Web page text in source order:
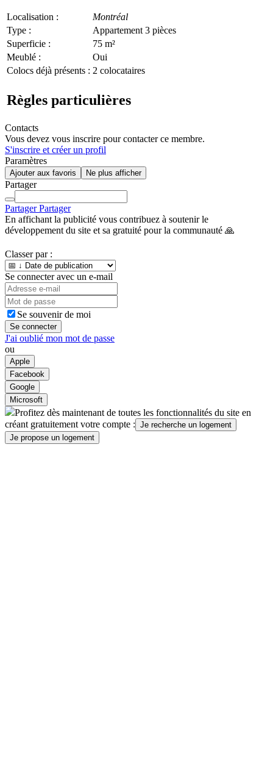
Localisation :
Montréal
Type :
Appartement 3 pièces
Superficie :
75 m²
Meublé :
Oui
Colocs déjà présents : 2 colocataires
Règles particulières
Contacts
Vous devez vous inscrire pour contacter ce membre.
S'inscrire et créer un profil
Paramètres
Ajouter aux favoris Ne plus afficher
Partager
PartagerPartager
En affichant la publicité vous contribuez à soutenir le
développement du site et sa gratuité pour la communauté 🙏
Classer par :
Se connecter avec un e-mail
Se souvenir de moi
Se connecter
J'ai oublié mon mot de passe
ou
Apple
Facebook
Google
Microsoft
Profitez dès maintenant de toutes les fonctionnalités du site en
créant gratuitement votre compte : Je recherche un logement
Je propose un logement